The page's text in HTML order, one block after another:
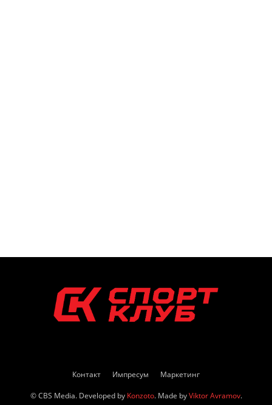
Контакт Импресум Маркетинг
© CBS Media. Developed by Konzoto. Made byViktor Avramov.